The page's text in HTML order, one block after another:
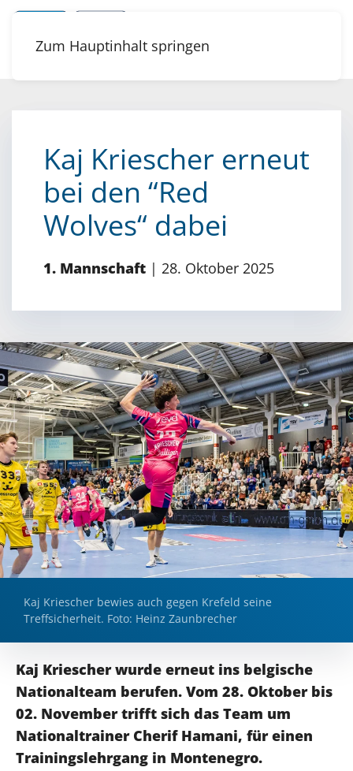
Zum Hauptinhalt springen
Kaj Kriescher erneut
bei den “Red
Wolves“ dabei
1. Mannschaft | 28. Oktober 2025
Kaj Kriescher bewies auch gegen Krefeld seine
Treffsicherheit. Foto: Heinz Zaunbrecher
Kaj Kriescherwurde erneut ins belgische
Nationalteam berufen. Vom 28. Oktober bis
02. Novembertrifft sich das Team um
Nationaltrainer Cherif Hamani, für einen
Trainingslehrgang in Montenegro.